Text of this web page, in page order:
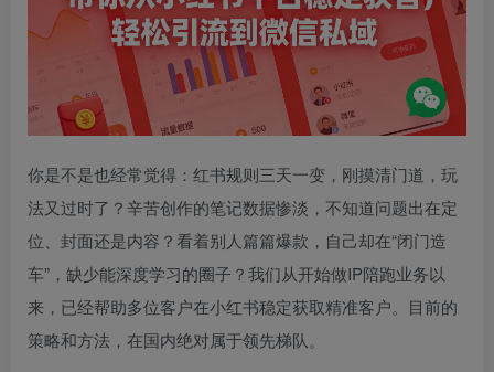
你是不是也经常觉得：红书规则三天一变，刚摸清门道，玩
法又过时了？辛苦创作的笔记数据惨淡，不知道问题出在定
位、封面还是内容？看着别人篇篇爆款，自己却在“闭门造
车”，缺少能深度学习的圈子？我们从开始做IP陪跑业务以
来，已经帮助多位客户在小红书稳定获取精准客户。目前的
策略和方法，在国内绝对属于领先梯队。